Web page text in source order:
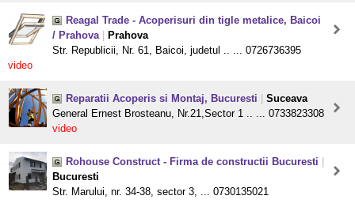
Reagal Trade - Acoperisuri din tigle metalice, Baicoi
/ Prahova
Prahova
Str. Republicii, Nr. 61, Baicoi, judetul .. ... 0726736395
video
Reparatii Acoperis si Montaj, Bucuresti
Suceava
General Ernest Brosteanu, Nr.21,Sector 1 .. ... 0733823308
video
Rohouse Construct - Firma de constructii Bucuresti
Bucuresti
Str. Marului, nr. 34-38, sector 3, ... 0730135021